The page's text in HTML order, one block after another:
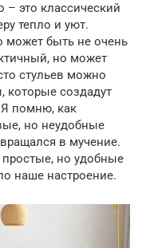
– это классический
тепло и уют.
может быть не очень
но может
стульев можно
которые создадут
Я помню, как
но неудобные
в мучение.
но удобные
наше настроение.